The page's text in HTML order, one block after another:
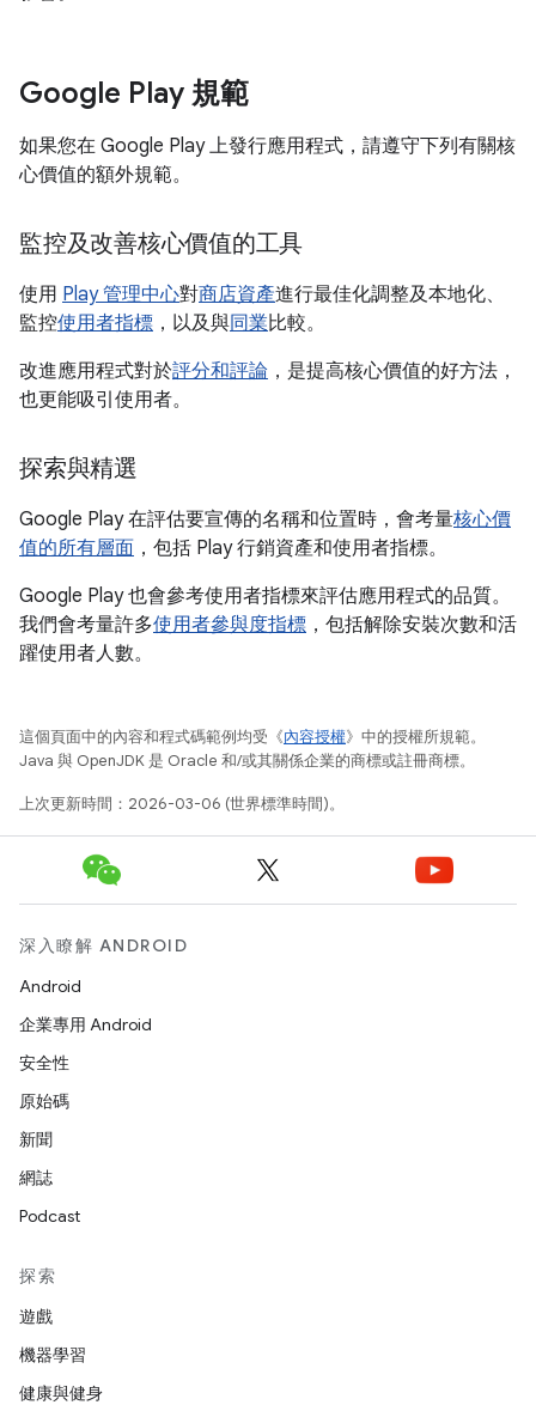
Google Play 規範
如果您在 Google Play 上發行應用程式，請遵守下列有關核
心價值的額外規範。
監控及改善核心價值的工具
使用 Play 管理中心對商店資產進行最佳化調整及本地化、
監控使用者指標 ，以及與同業比較。
改進應用程式對於評分和評論 ，是提高核心價值的好方法，
也更能吸引使用者。
探索與精選
Google Play 在評估要宣傳的名稱和位置時，會考量核心價
值的所有層面 ，包括 Play 行銷資產和使用者指標。
Google Play 也會參考使用者指標來評估應用程式的品質。
我們會考量許多使用者參與度指標 ，包括解除安裝次數和活
躍使用者人數。
這個頁面中的內容和程式碼範例均受《內容授權》中的授權所規範。
Java 與 OpenJDK 是 Oracle 和/或其關係企業的商標或註冊商標。
上次更新時間：2026-03-06 (世界標準時間)。
深入瞭解 ANDROID
Android
企業專用 Android
安全性
原始碼
新聞
網誌
Podcast
探索
遊戲
機器學習
健康與健身